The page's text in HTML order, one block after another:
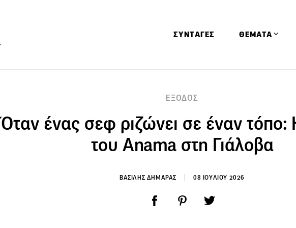
ΣΥΝΤΑΓΕΣ ΘΕΜΑΤΑ
Ειδήσεις
Έρευνες
ΕΞΟΔΟΣ
Όταν ένας σεφ ριζώνει σε έναν τόπο:
του Anama στη Γιάλοβα
ΒΑΣΙΛΗΣ ΔΗΜΑΡΑΣ 08 ΙΟΥΛΙΟΥ 2026